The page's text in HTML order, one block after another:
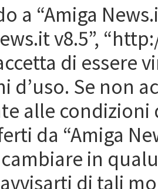
a “Amiga
v8.5”,
di essere
d’uso. Se non
alle condizioni
da “Amiga
in
di tali